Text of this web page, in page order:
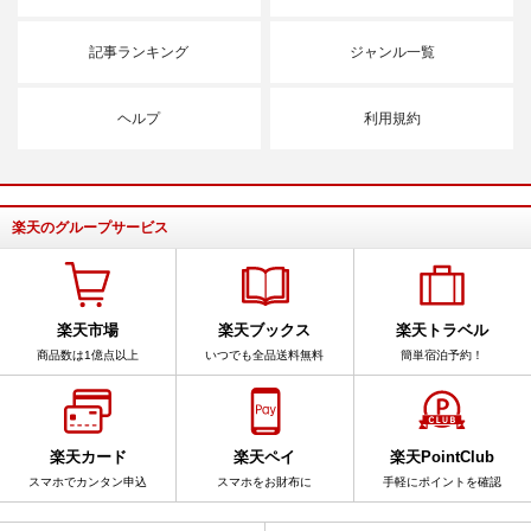
記事ランキング ジャンル一覧
ヘルプ 利用規約
楽天のグループサービス
楽天市場
商品数は1億点以上
楽天ブックス
いつでも全品送料無料
楽天トラベル
簡単宿泊予約！
楽天カード
スマホでカンタン申込
楽天ペイ
スマホをお財布に
楽天PointClub
手軽にポイントを確認